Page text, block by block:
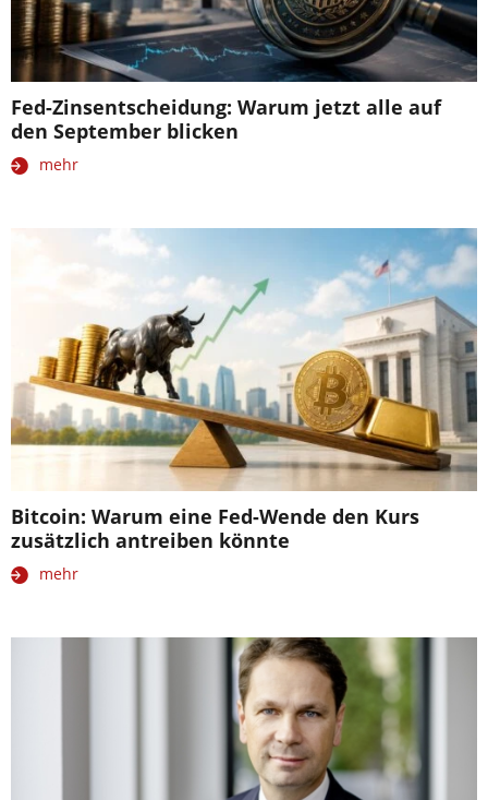
Fed-Zinsentscheidung: Warum jetzt alle auf
den September blicken
mehr
Bitcoin: Warum eine Fed-Wende den Kurs
zusätzlich antreiben könnte
mehr